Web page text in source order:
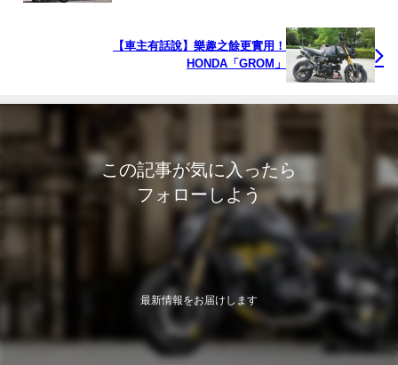
【車主有話說】樂趣之餘更實用！
HONDA「GROM」
この記事が気に入ったら
フォローしよう
最新情報をお届けします